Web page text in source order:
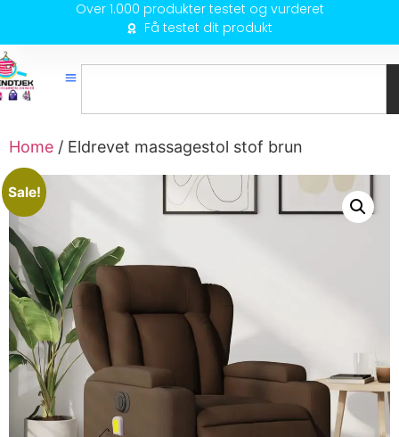
Over 1.000 produkter testet og vurderet
Få testet dit produkt
Home / Eldrevet massagestol stof brun
Sale!